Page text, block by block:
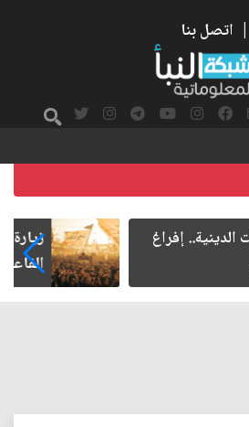
| اتصل بنا
من الفاعلية المجتمعية إلى المواطنة